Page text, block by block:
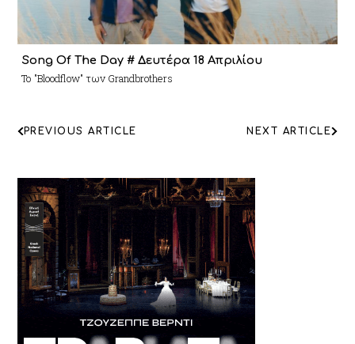
Song Of The Day # Δευτέρα 18 Απριλίου
Το "Bloodflow" των Grandbrothers
ΠΛΟΗΓΗΣΗ
NEXT ARTICLE
PREVIOUS ARTICLE